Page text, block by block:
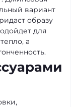
вариант
образу
для
а